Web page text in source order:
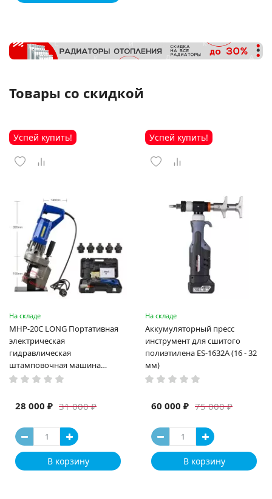
Товары со скидкой
Успей купить!
На складе
MHP-20C LONG Портативная
электрическая
гидравлическая
штамповочная машина
высокая мощность и мощный
машина
31 000 ₽
28 000 ₽
В корзину
Успей купить!
На складе
Аккумуляторный пресс
инструмент для сшитого
полиэтилена ES-1632A (16 - 32
мм)
75 000 ₽
60 000 ₽
В корзину